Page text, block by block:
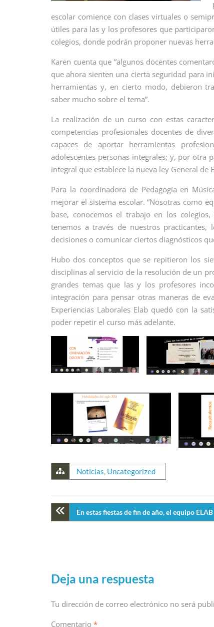
escolar comience con clases virtuales o
útiles para las y los profesores que
colegios, donde podrán proponer nuevas
Karen cuenta que “algunos docentes
que ahora sienten una cierta seguridad para
herramientas y, en cierto modo, debieron
saber mucho sobre el tema”.
La realización de un curso con estas
competencias profesionales docentes de
capaces de aportar herramientas
adolescentes personas integrales; y, por otra
integral que establece la nueva ley General de
Para la coordinadora de Pedagogía en
mejorar el sistema escolar. “Nosotras como
base, conocemos el trabajo en los
tenemos a través de nuestros
decisiones o comunicar ciertos diagnósticos
Hubo dos conceptos que se repitieron los
disciplinas al servicio de la resolución de un
grandes temas que las y los profesores
integración para pensar otras maneras de
Experiencias Laborales Elab quedó con la
poder repetir el curso más adelante.
Noticias Uncategorized
En estas fiestas de fin de año, el equipo
Deja una respuesta
Tu dirección de correo electrónico no será
Comentario *